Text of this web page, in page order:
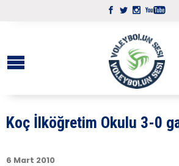
Koç İlköğretim Okulu 3-0
6 Mart 2010